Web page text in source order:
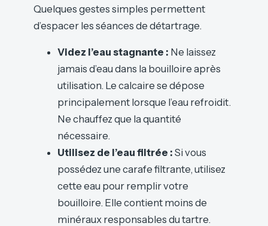
Quelques gestes simples permettent
d’espacer les séances de détartrage.
Videz l’eau stagnante : Ne laissez
jamais d’eau dans la bouilloire après
utilisation. Le calcaire se dépose
principalement lorsque l’eau refroidit.
Ne chauffez que la quantité
nécessaire.
Utilisez de l’eau filtrée : Si vous
possédez une carafe filtrante, utilisez
cette eau pour remplir votre
bouilloire. Elle contient moins de
minéraux responsables du tartre.